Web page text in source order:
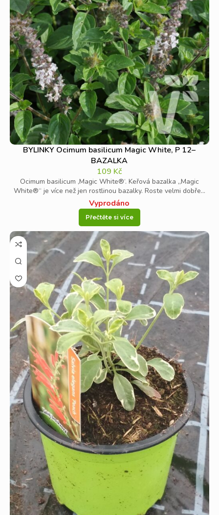
BYLINKY Ocimum basilicum Magic White, P 12–
BAZALKA
109 Kč
Ocimum basilicum ‚Magic White®‘. Keřová bazalka „Magic
White®“ je více než jen rostlinou bazalky. Roste velmi dobře...
Vyprodáno
Přečtěte si více